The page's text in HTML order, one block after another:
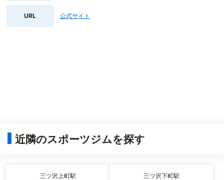
URL 公式サイト
近隣のスポーツジムを探す
三ツ沢上町駅 三ツ沢下町駅